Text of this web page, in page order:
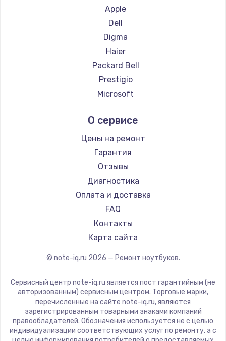
Ремонт ноутбуков Thunderobot
Ремонт ноутбуков Hasee
Ремонт ноутбуков ZTE
Ремонт ноутбуков Hiper
Ремонт ноутбуков Evga
Ремонт ноутбуков Google
Ремонт ноутбуков Echips
Ремонт ноутбуков Predator
Ремонт ноутбуков iru
Ремонт ноутбуков Machenike
Ремонт ноутбуков DEXP
Ремонт ноутбуков Teclast
Ремонт ноутбуков CHUWI
Ремонт ноутбуков Colorful
Apple
Dell
Digma
Haier
Packard Bell
Prestigio
Microsoft
Aquarius
Gigabyte
Aorus
Maibenben
Getac
Epson
Philips
LG
Panasonic
ZTE
Hiper
Evga
Google
О сервисе
Цены на ремонт
Гарантия
Отзывы
Диагностика
Оплата и доставка
FAQ
Контакты
Карта сайта
© note-iq.ru 2026 — Ремонт ноутбуков.
Сервисный центр note-iq.ru является пост гарантийным (не
авторизованным) сервисным центром. Торговые марки,
перечисленные на сайте note-iq.ru, являются
зарегистрированным товарными знаками компаний
правообладателей. Обозначения используется не с целью
индивидуализации соответствующих услуг по ремонту, а с